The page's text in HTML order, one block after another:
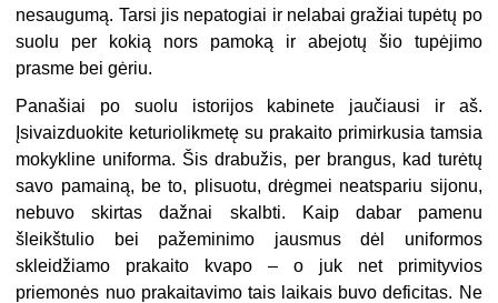
nesaugumą. Tarsi jis nepatogiai ir nelabai gražiai tupėtų po
suolu per kokią nors pamoką ir abejotų šio tupėjimo
prasme bei gėriu.
Panašiai po suolu istorijos kabinete jaučiausi ir aš.
Įsivaizduokite keturiolikmetę su prakaito primirkusia tamsia
mokykline uniforma. Šis drabužis, per brangus, kad turėtų
savo pamainą, be to, plisuotu, drėgmei neatspariu sijonu,
nebuvo skirtas dažnai skalbti. Kaip dabar pamenu
šleikštulio bei pažeminimo jausmus dėl uniformos
skleidžiamo prakaito kvapo – o juk net primityvios
priemonės nuo prakaitavimo tais laikais buvo deficitas. Ne